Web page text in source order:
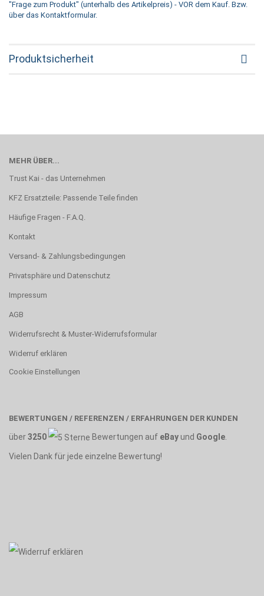
"Frage zum Produkt" (unterhalb des Artikelpreis) - VOR dem Kauf. Bzw.
über das Kontaktformular.
Produktsicherheit
MEHR ÜBER...
Trust Kai - das Unternehmen
KFZ Ersatzteile: Passende Teile finden
Häufige Fragen - F.A.Q.
Kontakt
Versand- & Zahlungsbedingungen
Privatsphäre und Datenschutz
Impressum
AGB
Widerrufsrecht & Muster-Widerrufsformular
Widerruf erklären
Cookie Einstellungen
BEWERTUNGEN / REFERENZEN / ERFAHRUNGEN DER KUNDEN
über3250 Bewertungen auf eBayund Google
Vielen Dank für jede einzelne Bewertung!